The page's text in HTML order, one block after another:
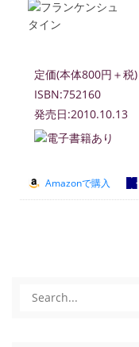
定価(本体800円＋税)
ISBN:752160
発売日:2010.10.13
Amazonで購入